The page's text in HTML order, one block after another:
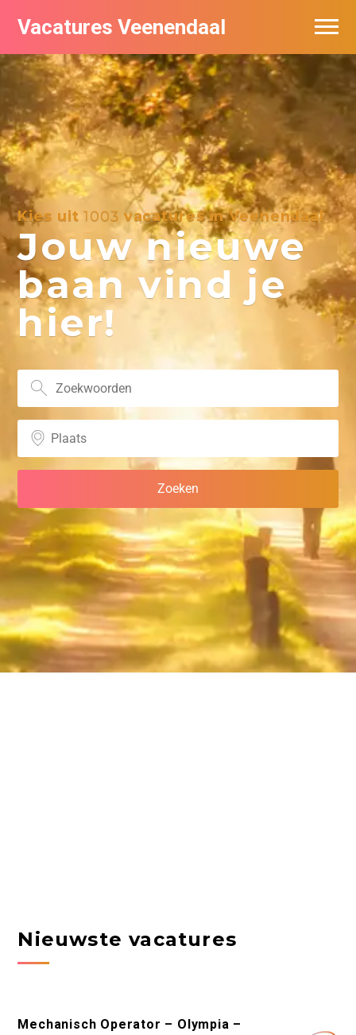
Vacatures Veenendaal
Kies uit1003 vacatures in Veenendaal
Jouw nieuwe
baan vind je
hier!
Nieuwste vacatures
Mechanisch Operator – Olympia –
Vacatures per bedrijf in Veendaal